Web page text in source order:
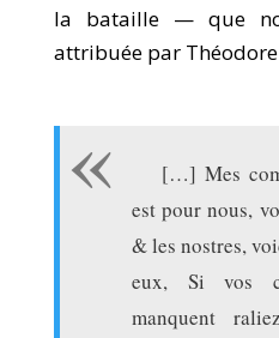
la bataille — que
attribuée par
[…] Mes
est pour nous,
& les nostres,
eux, Si vos
manquent